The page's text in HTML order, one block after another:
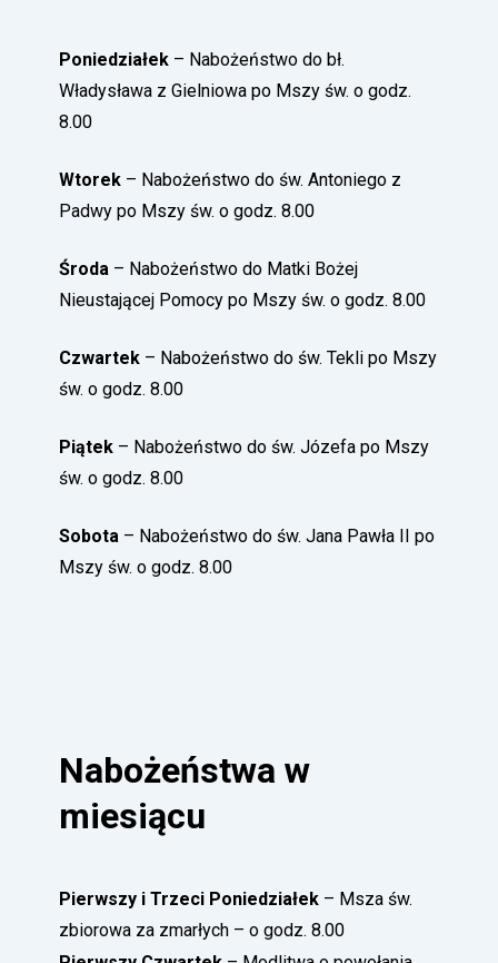
Poniedziałek– Nabożeństwo do bł.
Władysława z Gielniowa po Mszy św. o godz.
8.00
Wtorek– Nabożeństwo do św. Antoniego z
Padwy po Mszy św. o godz. 8.00
Środa– Nabożeństwo do Matki Bożej
Nieustającej Pomocy po Mszy św. o godz. 8.00
Czwartek– Nabożeństwo do św. Tekli po Mszy
św. o godz. 8.00
Piątek– Nabożeństwo do św. Józefa po Mszy
św. o godz. 8.00
Sobota – Nabożeństwo do św. Jana Pawła II po
Mszy św. o godz. 8.00
Nabożeństwa w
miesiącu
Pierwszy i Trzeci Poniedziałek – Msza św.
zbiorowa za zmarłych – o godz. 8.00